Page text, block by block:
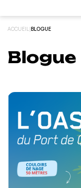
ACCUEIL |BLOGUE
Blogue